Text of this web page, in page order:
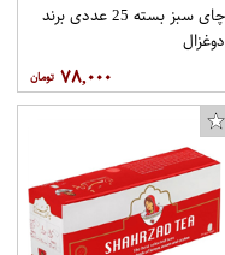
چای سبز بسته 25 عددی برند
دوغزال
۷۸,۰۰۰